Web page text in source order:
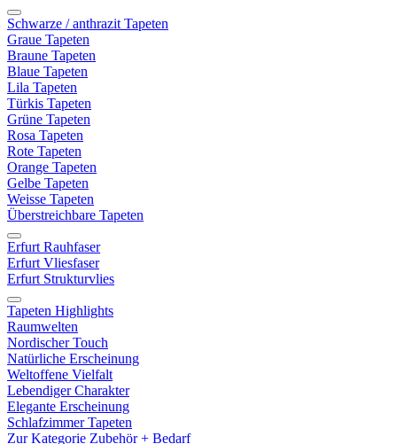
Schwarze / anthrazit Tapeten
Graue Tapeten
Braune Tapeten
Blaue Tapeten
Lila Tapeten
Türkis Tapeten
Grüne Tapeten
Rosa Tapeten
Rote Tapeten
Orange Tapeten
Gelbe Tapeten
Weisse Tapeten
Überstreichbare Tapeten
Erfurt Rauhfaser
Erfurt Vliesfaser
Erfurt Strukturvlies
Tapeten Highlights
Raumwelten
Nordischer Touch
Natürliche Erscheinung
Weltoffene Vielfalt
Lebendiger Charakter
Elegante Erscheinung
Schlafzimmer Tapeten
Zur Kategorie Zubehör + Bedarf